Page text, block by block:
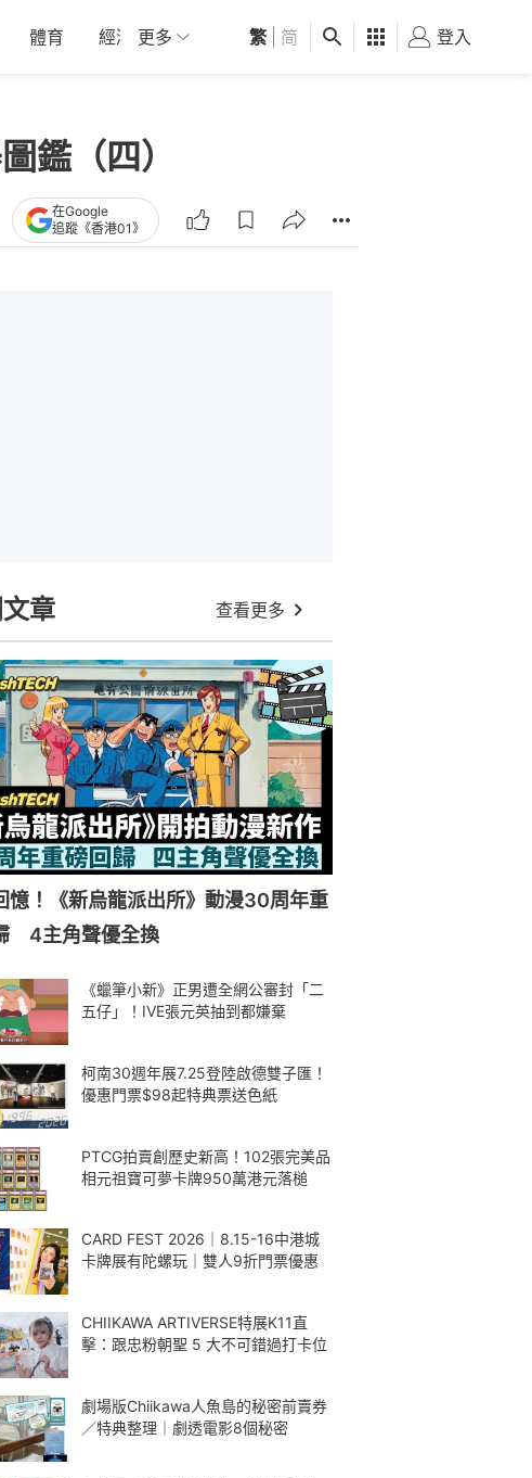
體育 經濟 01深圳 觀點 健康 好食玩飛
更多 繁 简 登入
鑑（四）
在Google
追蹤《香港01》
章 查看更多
憶！《新烏龍派出所》動漫30周年重
4主角聲優全換
《蠟筆小新》正男遭全網公審封「二
五仔」！IVE張元英抽到都嫌棄
柯南30週年展7.25登陸啟德雙子匯！
優惠門票$98起特典票送色紙
PTCG拍賣創歷史新高！102張完美品
相元祖寶可夢卡牌950萬港元落槌
CARD FEST 2026｜8.15-16中港城
卡牌展有陀螺玩｜雙人9折門票優惠
CHIIKAWA ARTIVERSE特展K11直
擊：跟忠粉朝聖 5 大不可錯過打卡位
劇場版Chiikawa人魚島的秘密前賣券
／特典整理｜劇透電影8個秘密